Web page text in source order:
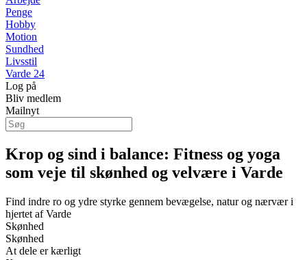
Penge
Hobby
Motion
Sundhed
Livsstil
Varde 24
Log på
Bliv medlem
Mailnyt
Krop og sind i balance: Fitness og yoga
som veje til skønhed og velvære i Varde
Find indre ro og ydre styrke gennem bevægelse, natur og nærvær i
hjertet af Varde
Skønhed
Skønhed
At dele er kærligt